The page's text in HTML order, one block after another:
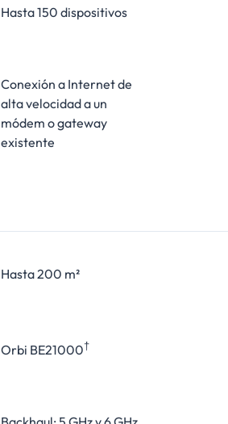
Hasta 150 dispositivos
Conexión a Internet de
alta velocidad a un
módem o gateway
existente
Hasta 200 m²
Orbi BE21000†